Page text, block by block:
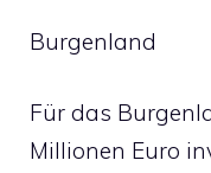
Burgenland
Für das
Millionen Euro